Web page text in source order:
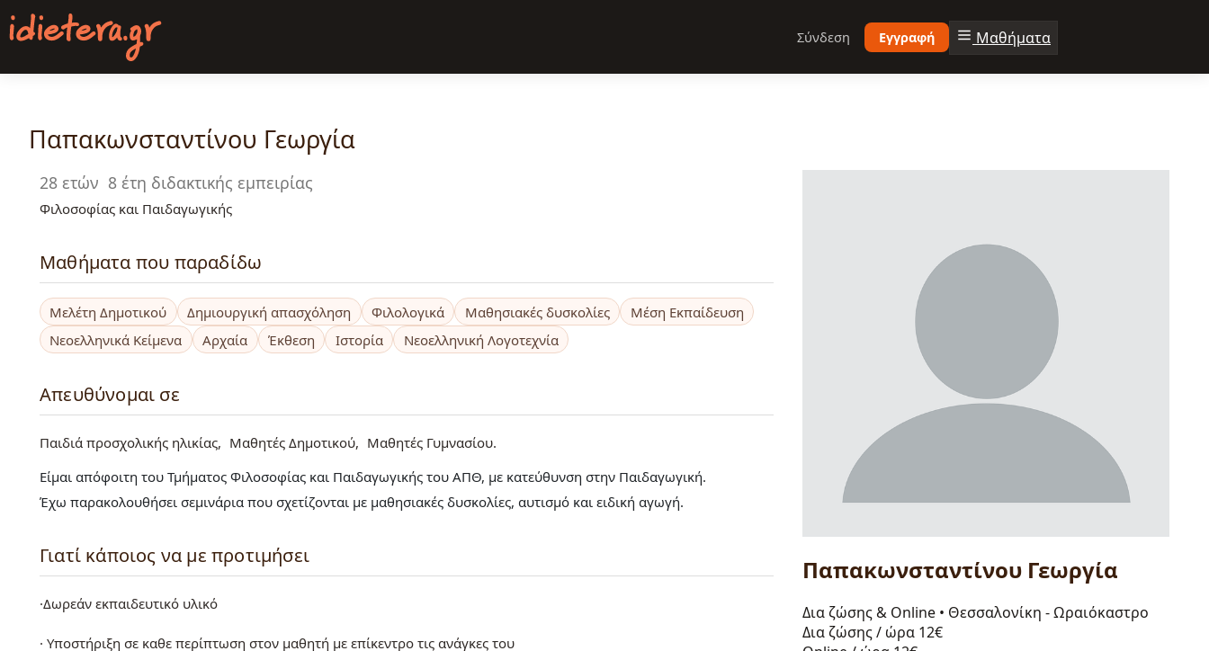
Παράκαμψη
προς
κυρίως
Σύνδεση Εγγραφή Μαθήματα
Παπακωνσταντίνου Γεωργία
28 ετών 8 έτη διδακτικής εμπειρίας
Φιλοσοφίας και Παιδαγωγικής
Μαθήματα που παραδίδω
Μελέτη Δημοτικού Δημιουργική απασχόληση Φιλολογικά Μαθησιακές δυσκολίες
Μέση Εκπαίδευση
Νεοελληνικά Κείμενα
Αρχαία Έκθεση Ιστορία Νεοελληνική Λογοτεχνία
Απευθύνομαι σε
Παιδιά προσχολικής ηλικίας Μαθητές Δημοτικού
Μαθητές Γυμνασίου
Είμαι απόφοιτη του Τμήματος Φιλοσοφίας και Παιδαγωγικής του ΑΠΘ, με κατεύθυνση στην Παιδαγωγική.
Έχω παρακολουθήσει σεμινάρια που σχετίζονται με μαθησιακές δυσκολίες, αυτισμό και ειδική αγωγή.
Γιατί κάποιος να με προτιμήσει
·Δωρεάν εκπαιδευτικό υλικό
· Υποστήριξη σε καθε περίπτωση στον μαθητή με επίκεντρο τις ανάγκες του
Παπακωνσταντίνου Γεωργία
Δια ζώσης & Online • Θεσσαλονίκη - Ωραιόκαστρο
Δια ζώσης / ώρα 12€